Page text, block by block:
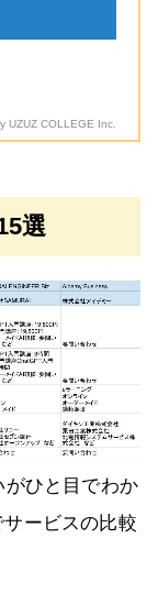
UZUZ COLLEGE Inc.
選
がひと目でわか
ービスの比較